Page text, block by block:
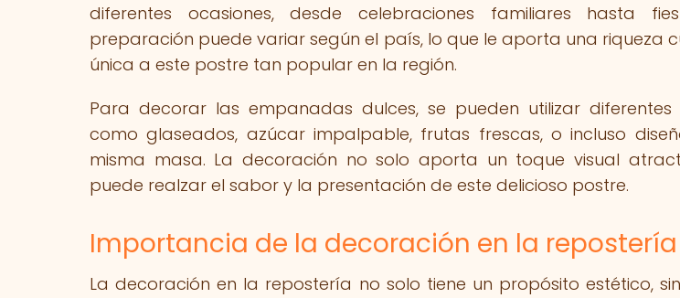
diferentes ocasiones, desde celebraciones familiares hasta
preparación puede variar según el país, lo que le aporta una riqueza
única a este postre tan popular en la región.
Para decorar las empanadas dulces, se pueden utilizar diferentes
como glaseados, azúcar impalpable, frutas frescas, o incluso
misma masa. La decoración no solo aporta un toque visual
puede realzar el sabor y la presentación de este delicioso postre.
Importancia de la decoración en la repostería
La decoración en la repostería no solo tiene un propósito estético,